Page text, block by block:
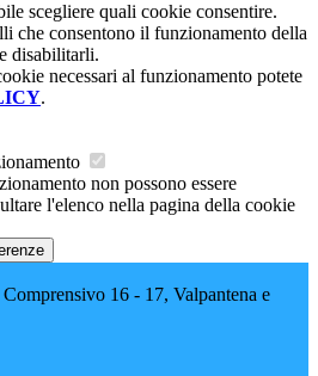
scegliere quali cookie consentire.
che consentono il funzionamento della
disabilitarli.
necessari al funzionamento potete
.
non possono essere
l'elenco nella pagina della cookie
16 - 17, Valpantena e